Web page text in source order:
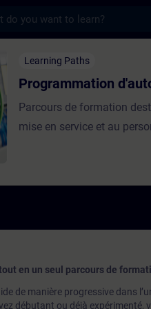
Learning Paths
Programmation
Parcours de formation
mise en service et au
en un seul parcours de
de manière progressive dans
débutant ou déjà expérimenté,